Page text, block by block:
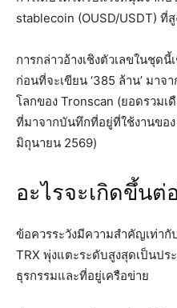
stablecoin (OUSD/USDT) ที่สู
การกล่าวอ้างเชิงตัวเลขในชุด
ก่อนที่จะเขียน ‘385 ล้าน’ มา
โลกของ Tronscan (ยอดรวมเ
ที่มาจากบันทึกที่อยู่ที่ใช้งานขอ
มิถุนายน 2569)
อะไรจะเกิดขึ้นต่
ข้อควรระวังมีความสำคัญเท่ากั
TRX พุ่งแตะระดับสูงสุดเป็นป
ธุรกรรมและที่อยู่เครือข่าย